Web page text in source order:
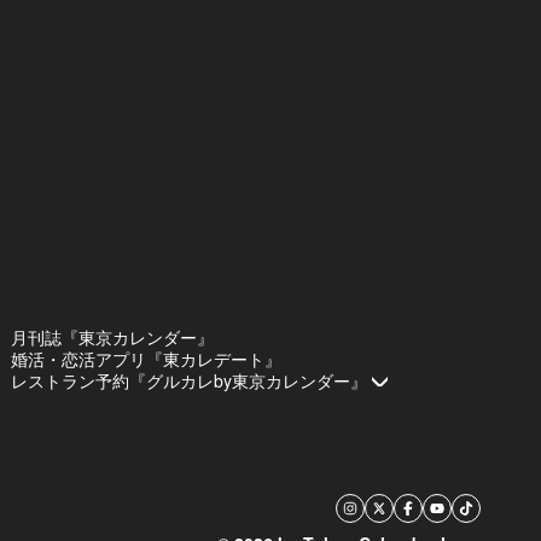
月刊誌『東京カレンダー』
婚活・恋活アプリ『東カレデート』
レストラン予約『グルカレby東京カレンダー』